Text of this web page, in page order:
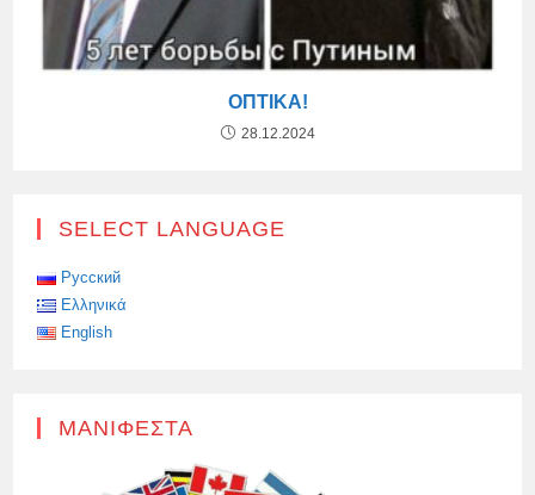
ΟΠΤΙΚΆ!
28.12.2024
SELECT LANGUAGE
Русский
Ελληνικά
English
ΜΑΝΙΦΈΣΤΑ